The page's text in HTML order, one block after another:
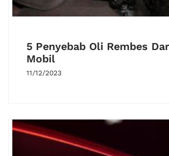
5 Penyebab Oli Rembes
Mobil
11/12/2023